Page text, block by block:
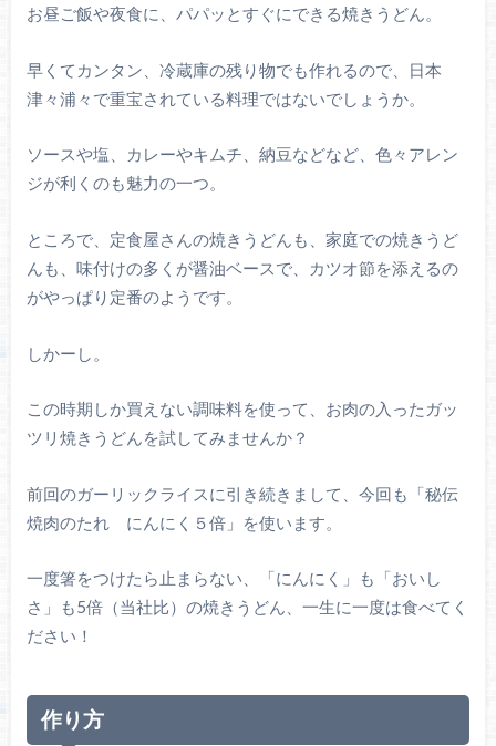
お昼ご飯や夜食に、パパッとすぐにできる焼きうどん。
早くてカンタン、冷蔵庫の残り物でも作れるので、日本
津々浦々で重宝されている料理ではないでしょうか。
ソースや塩、カレーやキムチ、納豆などなど、色々アレン
ジが利くのも魅力の一つ。
ところで、定食屋さんの焼きうどんも、家庭での焼きうど
んも、味付けの多くが醤油ベースで、カツオ節を添えるの
がやっぱり定番のようです。
しかーし。
この時期しか買えない調味料を使って、お肉の入ったガッ
ツリ焼きうどんを試してみませんか？
前回のガーリックライスに引き続きまして、今回も「秘伝
焼肉のたれ にんにく５倍」を使います。
一度箸をつけたら止まらない、「にんにく」も「おいし
さ」も5倍（当社比）の焼きうどん、一生に一度は食べてく
ださい！
作り方